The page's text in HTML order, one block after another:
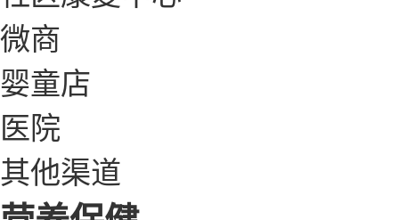
微商
婴童店
医院
其他渠道